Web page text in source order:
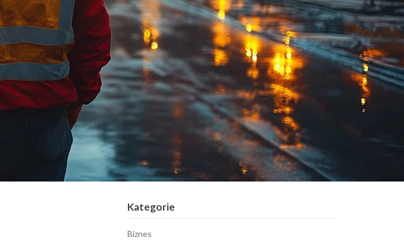
Kategorie
Biznes